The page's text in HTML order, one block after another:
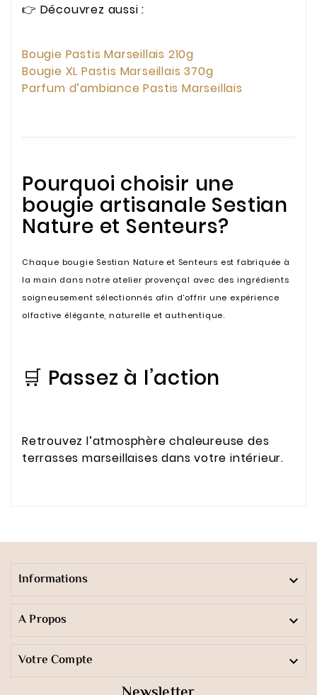
👉 Découvrez aussi :
Bougie Pastis Marseillais 210g
Bougie XL Pastis Marseillais 370g
Parfum d’ambiance Pastis Marseillais
Pourquoi choisir une
bougie artisanale Sestian
Nature et Senteurs?
Chaque bougie Sestian Nature et Senteurs est fabriquée à
la main dans notre atelier provençal avec des ingrédients
soigneusement sélectionnés afin d’offrir une expérience
olfactive élégante, naturelle et authentique.
🛒 Passez à l’action
Retrouvez l’atmosphère chaleureuse des
terrasses marseillaises dans votre intérieur.
Informations 
A Propos 
Votre Compte 